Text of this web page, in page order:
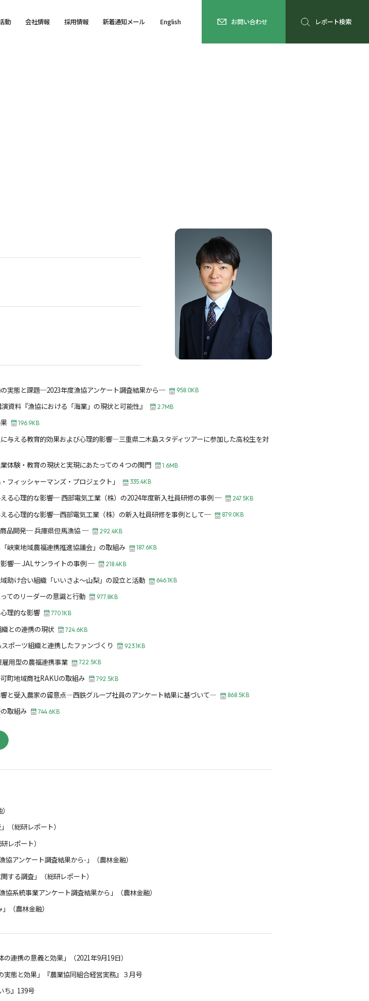
動 会社情報 採用情報 新着通知メール English お問い合わせ レポート検索
実態と課題─2023年度漁協アンケート調査結果から─ 958.0KB
資料『漁協における「海業」の現状と可能性』 2.7MB
196.9KB
与える教育的効果および心理的影響―三重県二木島スタディツアーに参加した高校生を対
体験・教育の現状と実現にあたっての４つの関門 1.6MB
フィッシャーマンズ・プロジェクト」 335.4KB
る心理的な影響─ 西部電気工業（株）の2024年度新入社員研修の事例 ─ 247.5KB
る心理的な影響─西部電気工業（株）の新入社員研修を事例として─ 879.0KB
品開発─ 兵庫県但馬漁協 ─ 292.4KB
峡東地域農福連携推進協議会」の取組み 187.6KB
影響─ JALサンライトの事例 ─ 218.4KB
助け合い組織「いいさよ～山梨」の設立と活動 646.1KB
てのリーダーの意識と行動 977.8KB
理的な影響 770.1KB
との連携の現状 724.6KB
ポーツ組織と連携したファンづくり 923.1KB
用型の農福連携事業 722.5KB
町地域商社RAKUの取組み 792.5KB
と受入農家の留意点―西鉄グループ社員のアンケート結果に基づいて― 868.5KB
取組み 744.6KB
（総研レポート）
レポート）
アンケート調査結果から-」（農林金融）
する調査」（総研レポート）
系統事業アンケート調査結果から」（農林金融）
（農林金融）
連携の意義と効果」（2021年9月19日）
実態と効果」『農業協同組合経営実務』３月号
ち』139号